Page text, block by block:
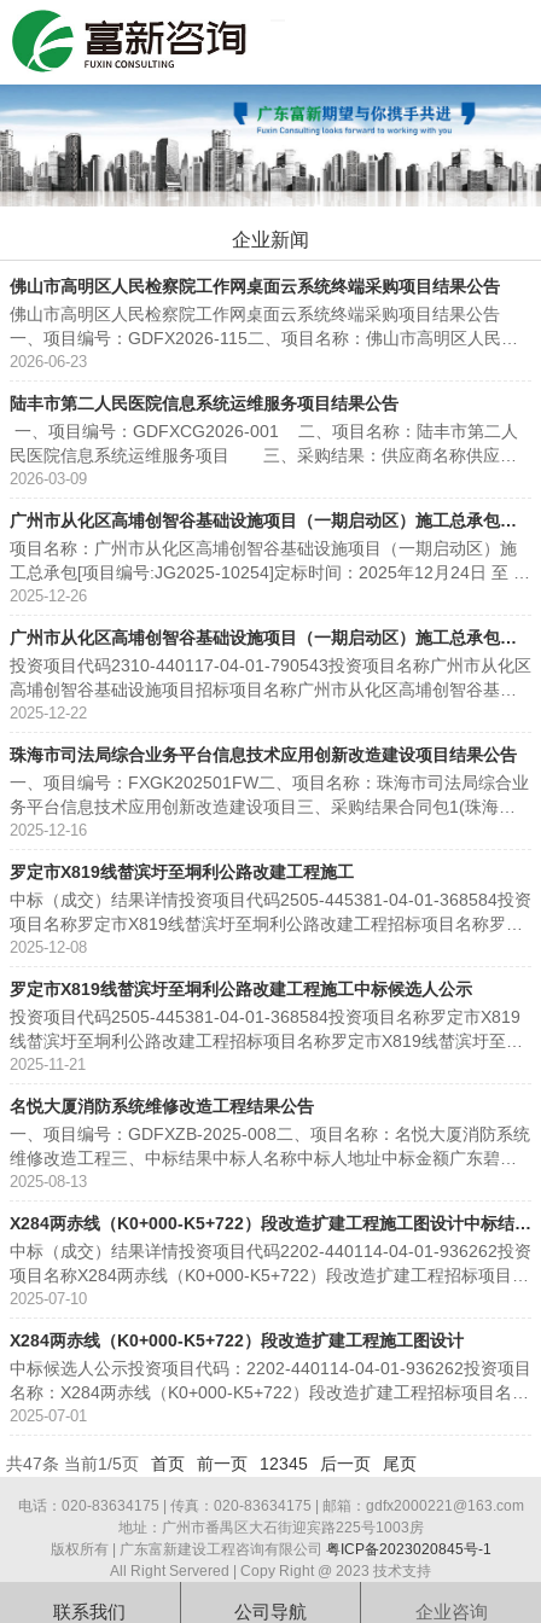
企业新闻
佛山市高明区人民检察院工作网桌面云系统终端采购项目结果公告
佛山市高明区人民检察院工作网桌面云系统终端采购项目结果公告
一、项目编号：GDFX2026-115二、项目名称：佛山市高明区人民检
察院工作网桌面云系统终端采购项目三、采购结果供应商名称供应商
镇常平金塘路5号1栋204室241300.00元四、主要标的信息采购标的规
格型号数量（单位）单价(元)总价(元)佛山市高明区人民检察院工作网
桌面云系统终端采购项目按磋商文件要求1批241300.00 241300.0
0 五、评审专家（单一来源采购人员）名单：霍金联、陈国廉、张小松
六、公告期限自本公告发布之日起1个工作日。七、其他补充事宜供应
商资格性审查符合性审查商务得分技术得分价格得分综合得分得分排
名广东海智盛科技有限公司通过通过11.00 37.33 29.91 78.24 3广东
维信智联科技有限公司通过通过25.00 42.33 30.00 97.33 1广州方唐
科技有限公司通过通过14.00 27.67 29.80 71.47 4广东鼎华科技股份
有限公司通过通过25.00 33.33 29.88 88.21 2八、凡对本次公告内容
提出询问，请按以下方式联系。1.采购人信息名 称：佛山市高明区人
民检察院地 址：佛山市高明区荷城街道南平街33号联系方式：0757-
886609902.采购代理机构信息名 称：广东富新建设工程咨询有限公
司地 址：广州市番禺区大石街迎宾路225号1003房联系方式：18188
7025913.项目联系方式项目联系人：李先生电 话：18188702591广
东富新建设工程咨询有限公司2026年06月23日
2026-06-23
陆丰市第二人民医院信息系统运维服务项目结果公告
一、项目编号：GDFXCG2026-001 二、项目名称：陆丰市第二人
民医院信息系统运维服务项目 三、采购结果：供应商名称供应商
地址中标（成交）金额中国联合网络通信有限公司汕尾市分公司汕尾
国联合网络通信有限公司汕尾市分公司）序号标的名称服务范围服务
要求服务时间服务标准1陆丰市第二人民医院信息系统运维服务项目按
磋商文件要求按磋商文件要求按磋商文件要求按磋商文件要求 五、评
审专家名单：李雄标、陈璐、张兆泉 六、代理服务收费标准及金额：
代理服务收费标准按固定总价人民币壹万伍仟元整（¥15,000.00）收
取，向中标（成交）供应商收取代理服务费。采购项目名称代理服务
费金额（万元）收取对象陆丰市第二人民医院信息系统运维服务项目1.
50中标（成交）供应商 七、公告期限：自本公告发布之日起1个工作
日。 八、其他补充事宜：供应商名称资格性审查符合性审查技术得分
商务得分价格得分综合得分得分排名推荐排名中国联合网络通信有限
公司汕尾市分公司通过通过65.0020.009.5094.5011中国移动通信集团
广东有限公司汕尾分公司通过通过56.6719.0010.0085.6722广东金维
科技发展有限公司通过通过45.0016.009.5070.5033广东颜宁信息技术
有限公司通过通过51.670.009.8061.464 九、凡对本次公告提出询
问，请按以下联系方式：1.采购人信息名称：陆丰市第二人民医院地
址：汕尾市陆丰市甲子镇人民路102号联系方式：189292890122.采购
代理信息名称：广东富新建设工程咨询有限公司地址：广州市番禺区
大石街迎宾路225号1003房联系方式：020-836341753.项目联系方式
广东富新建设工程咨询有限公司 2026年3月9日
2026-03-09
广州市从化区高埔创智谷基础设施项目（一期启动区）施工总承包中
标结果公告
项目名称：广州市从化区高埔创智谷基础设施项目（一期启动区）施
工总承包[项目编号:JG2025-10254]定标时间：2025年12月24日 至 2
025年12月24日公示时间：2025年12月24日 序号单位名称答辩因素得
62(主)中铁一局集团有限公司;(成)中铁(广州)投资发展有限公司76.401
4.8891.283长大市政工程(广东)有限公司70.4014.9385.334中铁二局
集团有限公司0.0014.7214.725河南立哲建设工程有限公司59.0014.68
73.686重庆乾和建筑工程有限公司55.0014.7769.77 中标人：(主)中铁
一局集团有限公司;(成)中铁(广州)投资发展有限公司中标价：中标总价
12176.664829万元项目负责人： 杨博 根据《中华人民共和国招标投
标法实施条例》第六十条规定，投标人或者其他利害关系人认为招标
投标活动不符合法律、行政法规规定的，可以自公示之日起10日内向
有关行政监督部门投诉。投诉应当递交投诉书，投诉书的内容应符合
《工程建设项目招标投标活动投诉处理办法》（7部委第11号令）第七
条的规定。· · 招标投标监督部门：广州市从化区建设工程技术中心
· 联系地址：广州市从化区街口街河滨南路碧溪一巷3幢2层· 联系电
话：020-37908635· 招标人名称：广东从化经济开发区管理委员会日
期：2025年12月24日
2025-12-26
广州市从化区高埔创智谷基础设施项目（一期启动区）施工总承包中
标候选人公示
投资项目代码2310-440117-04-01-790543投资项目名称广州市从化区
高埔创智谷基础设施项目招标项目名称广州市从化区高埔创智谷基础
设施项目（一期启动区）施工总承包标段（包）名称广州市从化区高
化区高埔创智谷基础设施项目（一期启动区）施工总承包中标候选人
公示开标日期2025-12-18 10:00:00评标情况本项目评标结果如下：本
项目评标结果如下： 序号投标单位投标报价(元)统一社会信用代码后
4位(除校验码外)1重庆乾和建筑工程有限公司122391251.284463H2
(主)中铁一局集团有限公司;(成)中铁(广州)投资发展有限公司1217666
48.29(主)2345A(成)86D4W3中铁二局集团有限公司118863548.46KR
7X34河南立哲建设工程有限公司122836737.595050H5广东省基础工
程集团有限公司116870803.75204876长大市政工程(广东)有限公司12
1495940.02LYH0W经评审，评标委员会一致同意，推荐合格中标候选
人如下：序号合格中标候选人名称合格中标候选人代码投标报价质量
承诺工期（交货期）候选人资格情况候选人业绩情况拟派项目负责人
项目负责人资质项目负责人业绩1河南立哲建设工程有限公司9141050
0074225050H122836737.59元按招标文件要求按招标文件要求市政
公用工程施工总承包壹级/ D141107175无张自良市政公用工程一级建
造师/ 豫1412019202002741无2长大市政工程(广东)有限公司914403
00MA5G5LYH0W121495940.02元（1）工程质量标准：达到工程施
工质量验收规范合格标准及国家现行相关专业有关施工质量验收规范
标准，一次验收合格。并符合施工图纸要求和国家、行业有关标准、
符合国家、省、市、从化区相关职能或行业主管部门关于质量验收标
准，并达到合格或（以上标准）。 （2）安全文明施工目标：杜绝一般
事故等级以上的伤亡事故且工伤责任事故死亡人数为零。2025年12月
31日计划开工，施工总期：761日历天。（暂定工期，具体开工日期以
4142416无李鑫市政公用工程一级建造师/ 粤1442021202201447无3
中铁二局集团有限公司91510100MA61RKR7X3118863548.46元工程
质量标准：达到工程施工质量验收规范合格标准及国家现行相关专业
有关施工质量验收规范标准，一次验收合格。并符合施工图纸要求和
管单位验收标准。确保符合国家、省、市、从化区相关职能或行 业主
月 31 日计划开工，施工总期：761 日历天。 （暂定工期，具体开工
日期以总监理工程师发出的开工令为准）。市政公用工程施工总承包
壹级/ D151064251无李金德市政公用工程一级建造师/ 川1511819025
79无4重庆乾和建筑工程有限公司91500101572124463H122391251.
28元按招标文件的要求按招标文件的要求市政公用工程施工总承包壹
2025-12-22
珠海市司法局综合业务平台信息技术应用创新改造建设项目结果公告
一、项目编号：FXGK202501FW二、项目名称：珠海市司法局综合业
务平台信息技术应用创新改造建设项目三、采购结果合同包1(珠海市
司法局综合业务平台信息技术应用创新改造建设项目):供应商名称供应
秀区越华路112号珠江国际大厦15011,362,800.00元四、主要标的信
息合同包1(珠海市司法局综合业务平台信息技术应用创新改造建设项
目):服务类（上海百事通公共法律服务有限公司）品目号品目名称采购
标的服务范围服务要求服务时间服务标准1-1其他服务珠海市司法局综
合业务平台信息技术应用创新改造建设项目采购一、完成珠海市司法
局综合业务平台的信息技术应用创新改造适配工作。 二、基于完成适
配后的珠海市司法局综合业务平台上建设新应用：1、建设法治督察业
务应用，落实“督察、反馈、整改、督办、报告、问责、回头看”全流程
信息化闭环管理，推进各类法治督察 集成、协同高效；2、升级社区矫
正应用充分运用云计算、大数据等现代信息技术，进一步升级矫正人
员信息核查功能，对矫正工作进行数据化分析，大幅提高社区矫正管
理的信息化和智能化，减轻基层负担，实现精 准 矫正，全程管控。基
于完成适配后的珠海市司法局综合业务平台上建设新应用：1、建设法
治督察业务应用，落实“督察、反馈、整改、督办、报告、问责、回头
看”全流程信息化闭环管理，推进各类法治督察 集成、协同高效；2、
升级社区矫正应用充分运用云计算、大数据等现代信息技术，进一步
升级矫正人员信息核查功能，对矫正工作进行数据化分析，大幅提高
社区矫正管理的信息化和智能化，减轻基层负担，实现精 准 矫正，全
中，“珠海市司法局综合业务平台信息创新适配改造和功能升级开发周
期5个月，上线试运行3个月进行项目合同验收，通过后进入12个月的
免费系统运维服务期。信息技术应用创新改造后的系统、软件、硬件
等应完整实现原有业务功能以及新增的基于信息技术应用创新改造环
专家（单一来源采购人员）名单：陈波（采购人代表）、骆雅诗、彭
准以中标金额为计算基数，按照国家计委关于印发《招标代理服务收
费管理暂行办法》的通知（计价格[2002]1980号）的收费标准（服务
类）的120%收取，低于伍仟按伍仟收取，由中标人在领取中标通知书
时一次性支付。合同包号合同包名称代理服务费金额（万元）收取对
象1珠海市司法局综合业务平台信息技术应用创新改造建设项目2.1483
2025-12-16
罗定市X819线榃滨圩至垌利公路改建工程施工
中标（成交）结果详情投资项目代码2505-445381-04-01-368584投资
项目名称罗定市X819线榃滨圩至垌利公路改建工程招标项目名称罗定
市X819线榃滨圩至垌利公路改建工程施工标段（包）名称罗定市X819
利公路改建工程施工招标单位罗定市交通运输服务中心招标代理广东
富新建设工程咨询有限公司中标单位中标价工期（交货期）项目负责
人中铁一局集团有限公司中标总价(万元):3564.454562365个日历天
（从总监签发开工令起计算）王小锋中标日期2025-11-26 17:56:10
2025-12-08
罗定市X819线榃滨圩至垌利公路改建工程施工中标候选人公示
投资项目代码2505-445381-04-01-368584投资项目名称罗定市X819
线榃滨圩至垌利公路改建工程招标项目名称罗定市X819线榃滨圩至垌
利公路改建工程施工标段（包）名称罗定市X819线榃滨圩至垌利公路
中标候选人公示开标日期2025年11月20日 8时30分本项目评标结果如
下：评标情况序号投标单位名称施工组织设计评审主要人员评审其他
因素评审总得分1江西省路桥隧道工程有限公司302533.988.92弘岳路
桥工程集团有限公司31.1662533.990.0663中铁一局集团有限公司34.
4672534.593.9674大连力和公路工程有限公司31.252533.990.155哈
尔滨市公路工程集团有限公司31.9662533.990.8666广西智凌交通建
设有限公司33.32533.992.27江西天丰建设集团有限公司31.4172533.
990.317中标候选人名称中标候选人代码排名投标报价质量承诺工期
（交货期）中标候选人响应招标文件的资格能力条件拟派项目负责人
姓名拟派项目负责人职业资格中铁一局集团有限公司9161000022052
2345A13564.454562（万元）工程交工验收的质量评定：合格；竣工
验收的质量评定为：合格365个日历天（从总监签发开工令起计算）资
格情况：公路工程施工总承包特级/证号：D161012256,安全生产许可
证/证号：（陕）JZ安许证字[2005]000073业绩情况：1、贺州至巴马
高速公路（来宾至都安段）设计施工总承包№3标；2、巴马-凭祥公路
大新经龙州至凭祥段融资+工程总承包№1标段；3、S21阿勒泰至乌鲁
木齐公路建设一期工程（黄花沟至乌鲁木齐段）HW-1标段；4、广西
南丹至天峨下老高速公路工程建设项目№2合同段；5、武宣—来宾—
合山—忻城公路№3标段。王小锋资质资格：公路工程专业一级建造
师：陕1612020202101479,公路工程高级工程师：G3401031501,安
2025-11-21
名悦大厦消防系统维修改造工程结果公告
一、项目编号：GDFXZB-2025-008二、项目名称：名悦大厦消防系统
维修改造工程三、中标结果中标人名称中标人地址中标金额广东碧安
机电工程有限公司乳源瑶族自治县乳城镇北环路13号广科乳源产业创
名称服务内容服务期金额(元)名悦大厦消防系统维修改造工程消防线路
接地维修、末端设备故障处理、防排烟风机维修等，多种消防设备的
更换如控制器、操作盘、控制柜等，以及系统调试编程工作；具体详
见工程量清单。 合同签订后30日内完成维修及验收并交付使用。9511
6.67五、评审专家名单：谢迎春、万三梅、张利超六、公告期限自本
公告发布之日起1个工作日。七、其他补充事宜 投标单位名称资格性审
查符合性审查技术得分商务得分价格得分综合得分得分排名推荐排名
广东碧安机电工程有限公司通过通过29.00 24.00 30.00 83.00 11鹤山
市顺安市政工程有限公司通过通过25.00 12.00 27.46 64.46 22广东文
次公告内容提出询问，请按以下方式联系。1.招标人信息名 称：港联
不动产服务（中国）股份有限公司地 址：广州市越秀区建设六马路29
号16层B室联系方式：159892087012.招标代理机构信息名 称：广东
富新建设工程咨询有限公司地 址：广州市荔湾区花地大道金光大街22
号301铺联系方式：180583142003.项目联系方式项目联系人：黄工
2025-08-13
X284两赤线（K0+000-K5+722）段改造扩建工程施工图设计中标结果
公告
中标（成交）结果详情投资项目代码2202-440114-04-01-936262投资
项目名称X284两赤线（K0+000-K5+722）段改造扩建工程招标项目名
称X284两赤线（K0+000-K5+722）段改造扩建工程施工图设计标段
计公告名称X284两赤线（K0+000-K5+722）段改造扩建工程施工图设
计中标结果公告招标单位广州市花都区道路交通基础设施建设管理中
心招标代理广东富新建设工程咨询有限公司中标单位中标价工期（交
货期）项目负责人广州市交通设计研究院有限公司中标总价(万元):11
7-09 19:01:26
2025-07-10
X284两赤线（K0+000-K5+722）段改造扩建工程施工图设计
中标候选人公示投资项目代码：2202-440114-04-01-936262投资项目
名称：X284两赤线（K0+000-K5+722）段改造扩建工程招标项目名
称：X284两赤线（K0+000-K5+722）段改造扩建工程施工图设计标段
设计公示名称：X284两赤线（K0+000-K5+722）段改造扩建工程施工
标结果如下：评标情况：序号中标候选人名称技术建议书评审投标报
价评审主要人员评审其他因素评审信用等级综合得分1广州市交通设计
研究院有限公司32.89.112034.9A96.81002广东省交通规划设计研究
院集团股份有限公司30.859.11192034.9A94.86193恒津设计有限公司
29.49.11632034.75B93.26634广东粤路勘察设计有限公司30.8259.09
2025-07-01
共47条 当前1/5页 首页 前一页 1 2345 后一页 尾页
电话：020-83634175 | 传真：020-83634175 | 邮箱：gdfx2000221@163.com
地址：广州市番禺区大石街迎宾路225号1003房
版权所有 | 广东富新建设工程咨询有限公司 粤ICP备2023020845号-1
All Right Servered | Copy Right @ 2023 技术支持
联系我们 公司导航 企业咨询